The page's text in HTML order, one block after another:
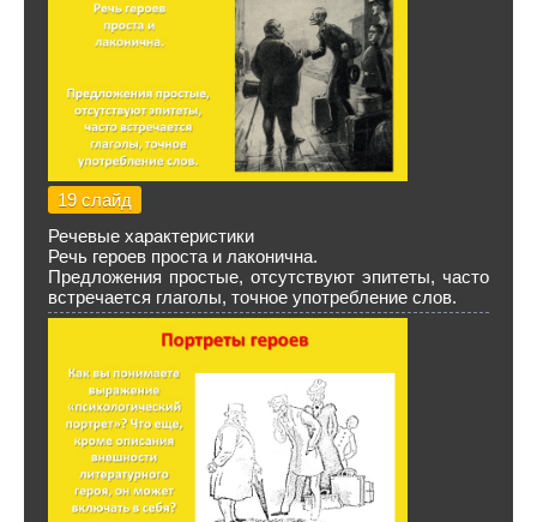
19 слайд
Речевые характеристики
Речь героев проста и лаконична.
Предложения простые, отсутствуют эпитеты, часто
встречается глаголы, точное употребление слов.